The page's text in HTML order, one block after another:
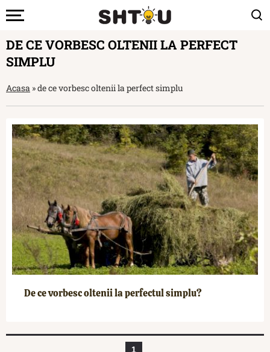
DE CE VORBESC OLTENII LA PERFECT
SIMPLU
Acasa »de ce vorbesc oltenii la perfect simplu
De ce vorbesc oltenii la perfectul simplu?
1